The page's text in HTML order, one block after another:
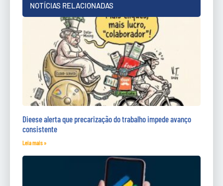
NOTÍCIAS RELACIONADAS
Dieese alerta que precarização do trabalho impede avanço
consistente
Leia mais »